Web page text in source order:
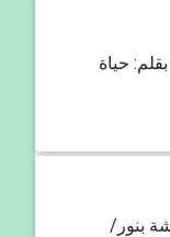
بنور/